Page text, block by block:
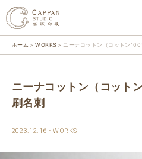
ホーム WORKS ニーナコットン（コットン
ニーナコットン（コット
刷名刺
2023.12.16 WORKS